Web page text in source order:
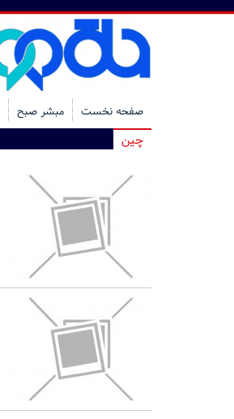
صفحه نخست مبشر صبح
چین